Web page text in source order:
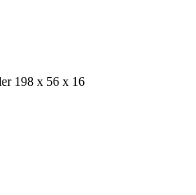
198 x 56 x 16